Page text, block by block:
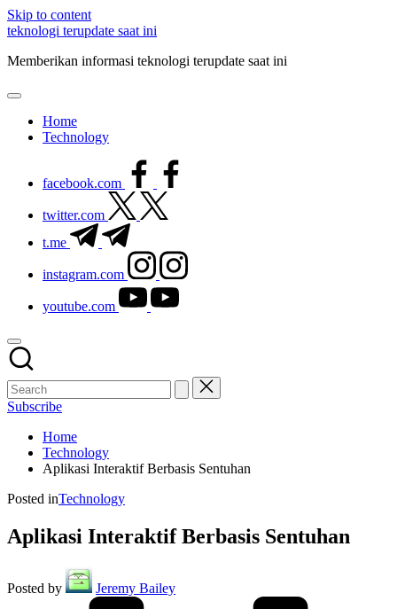
Skip to content
teknologi terupdate saat ini
Memberikan informasi teknologi terupdate saat ini
Home
Technology
facebook.com
twitter.com
t.me
instagram.com
youtube.com
Subscribe
Home
Technology
Aplikasi Interaktif Berbasis Sentuhan
Posted inTechnology
Aplikasi Interaktif Berbasis Sentuhan
Posted by Jeremy Bailey